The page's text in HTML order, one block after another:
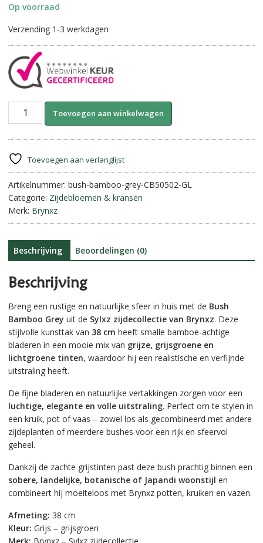
Op voorraad
Verzending 1-3 werkdagen
Bush
Bamboo-
Sylxz.
aantal
Toevoegen aan winkelwagen
n
a
v
Toevoegen aan verlanglijst
Artikelnummer: bush-bamboo-grey-CB50502-GL
Categorie: Zijdebloemen & kransen
Merk: Brynxz
Beschrijving Beoordelingen (0)
Beschrijving
Breng een rustige en natuurlijke sfeer in huis met de Bush
Bamboo Grey uit de Sylxz zijdecollectie van Brynxz. Deze
stijlvolle kunsttak van 38 cm heeft smalle bamboe-achtige
bladeren in een mooie mix van grijze, grijsgroene en
lichtgroene tinten, waardoor hij een realistische en verfijnde
uitstraling heeft.
De fijne bladeren en natuurlijke vertakkingen zorgen voor een
luchtige, elegante en volle uitstraling. Perfect om te stylen in
een kruik, pot of vaas – zowel los als gecombineerd met andere
zijdeplanten of meerdere bushes voor een rijk en sfeervol
geheel.
Dankzij de zachte grijstinten past deze bush prachtig binnen een
sobere, landelijke, botanische of Japandi woonstijl en
combineert hij moeiteloos met Brynxz potten, kruiken en vazen.
Afmeting: 38 cm
Kleur: Grijs – grijsgroen